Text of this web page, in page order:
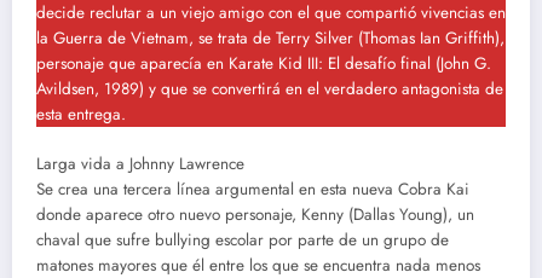
decide reclutar a un viejo amigo con el que compartió vivencias en
la Guerra de Vietnam, se trata de Terry Silver (Thomas Ian Griffith),
personaje que aparecía en Karate Kid III: El desafío final (John G.
Avildsen, 1989) y que se convertirá en el verdadero antagonista de
esta entrega.
Larga vida a Johnny Lawrence
Se crea una tercera línea argumental en esta nueva Cobra Kai
donde aparece otro nuevo personaje, Kenny (Dallas Young), un
chaval que sufre bullying escolar por parte de un grupo de
matones mayores que él entre los que se encuentra nada menos